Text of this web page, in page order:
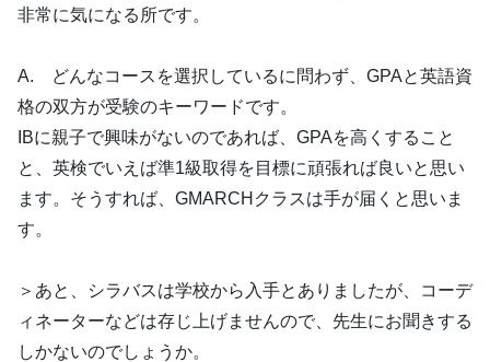
非常に気になる所です。
A. どんなコースを選択しているに問わず、GPAと英語資
格の双方が受験のキーワードです。
IBに親子で興味がないのであれば、GPAを高くすること
と、英検でいえば準1級取得を目標に頑張れば良いと思い
ます。そうすれば、GMARCHクラスは手が届くと思いま
す。
＞あと、シラバスは学校から入手とありましたが、コーデ
ィネーターなどは存じ上げませんので、先生にお聞きする
しかないのでしょうか。